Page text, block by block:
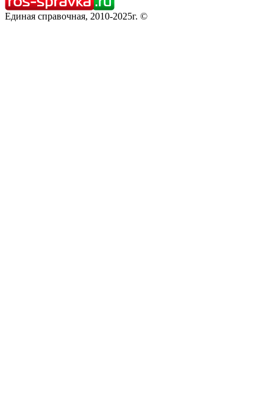
Единая справочная, 2010-2025г. ©